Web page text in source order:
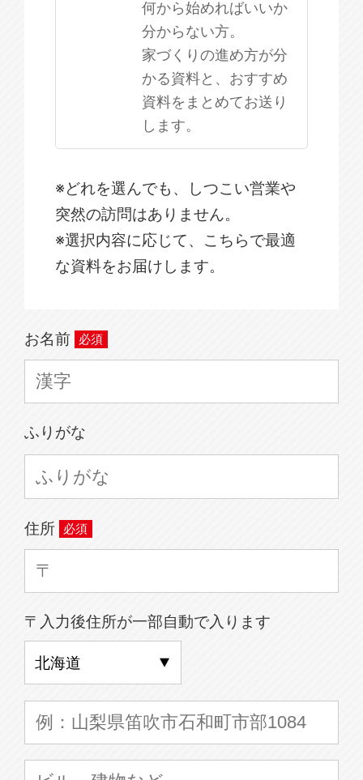
何から始めればいいか
分からない方。
家づくりの進め方が分
かる資料と、おすすめ
資料をまとめてお送り
します。
※どれを選んでも、しつこい営業や
突然の訪問はありません。
※選択内容に応じて、こちらで最適
な資料をお届けします。
お名前
ふりがな
住所
〒入力後住所が一部自動で入ります